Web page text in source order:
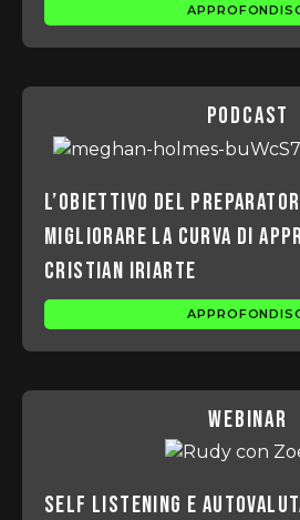
podcast
L’obiettivo del
migliorare la curva di
Cristian Iriarte
webinar
Self listening e